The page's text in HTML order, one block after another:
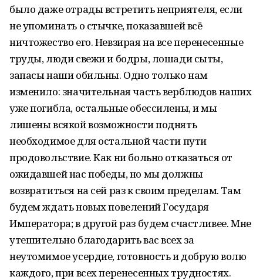
было даже отрады встретить неприятеля, если
не упоминать о стычке, показавшей всё
ничтожество его. Невзирая на все перенесенные
труды, люди свежи и бодры, лошади сыты,
запасы наши обильны. Одно только нам
изменило: значительная часть верблюдов наших
уже погибла, остальные обессилены, и мы
лишены всякой возможности поднять
необходимое для остальной части пути
продовольствие. Как ни больно отказаться от
ожидавшей нас победы, но мы должны
возвратиться на сей раз к своим пределам. Там
будем ждать новых повелений Государя
Императора; в другой раз будем счастливее. Мне
утешительно благодарить вас всех за
неутомимое усердие, готовность и добрую волю
каждого, при всех перенесенных трудностях.